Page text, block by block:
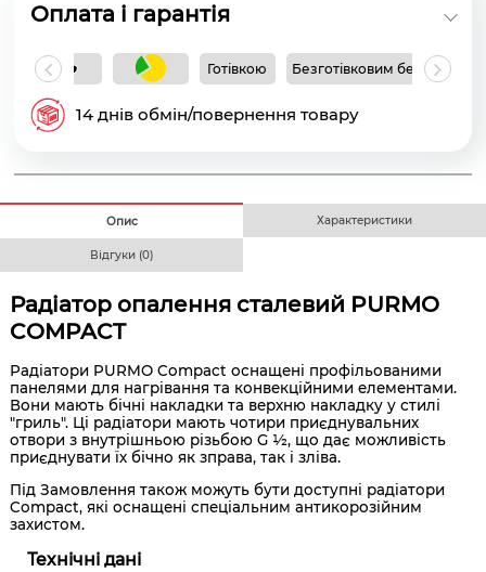
Оплата і гарантія
Готівкою Безготівковим без ПДВ
14 днів обмін/повернення товару
Опис Характеристики
Відгуки (0)
Радіатор опалення сталевий PURMO
COMPACT
Радіатори PURMO Compact оснащені профільованими
панелями для нагрівання та конвекційними елементами.
Вони мають бічні накладки та верхню накладку у стилі
"гриль". Ці радіатори мають чотири приєднувальних
отвори з внутрішньою різьбою G ½, що дає можливість
приєднувати їх бічно як зправа, так і зліва.
Під Замовлення також можуть бути доступні радіатори
Compact, які оснащені спеціальним антикорозійним
захистом.
Технічні дані